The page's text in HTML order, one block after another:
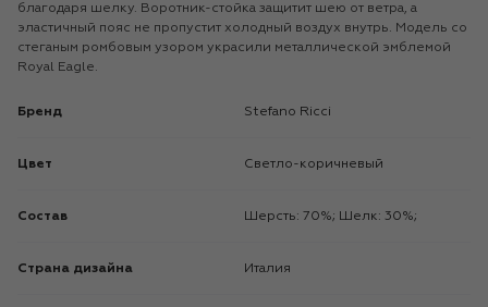
благодаря шелку. Воротник-стойка защитит шею от ветра, а
эластичный пояс не пропустит холодный воздух внутрь. Модель со
стеганым ромбовым узором украсили металлической эмблемой
Royal Eagle.
Бренд Stefano Ricci
Цвет Светло-коричневый
Состав Шерсть: 70%; Шелк: 30%;
Страна дизайна Италия